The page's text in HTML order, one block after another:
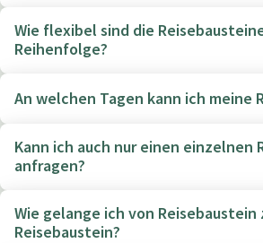
Wie flexibel sind die
Reihenfolge?
An welchen Tagen kann ich meine
Kann ich auch nur einen einzelnen
anfragen?
Wie gelange ich von Reisebaustein
Reisebaustein?